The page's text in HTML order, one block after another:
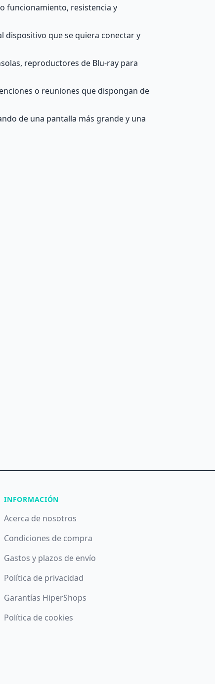
funcionamiento, resistencia y
dispositivo que se quiera conectar y
reproductores de Blu-ray para
o reuniones que dispongan de
de una pantalla más grande y una
INFORMACIÓN
Acerca de nosotros
Condiciones de compra
Gastos y plazos de envío
Política de privacidad
Garantías HiperShops
Política de cookies